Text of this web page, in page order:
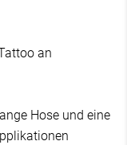
an
Hose und eine